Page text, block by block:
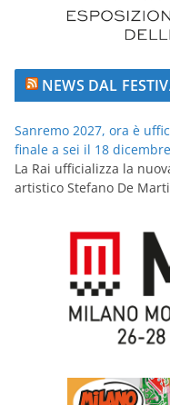
NEWS DAL
Sanremo 2027, ora è
finale a sei il 18
La Rai ufficializza la
artistico Stefano De